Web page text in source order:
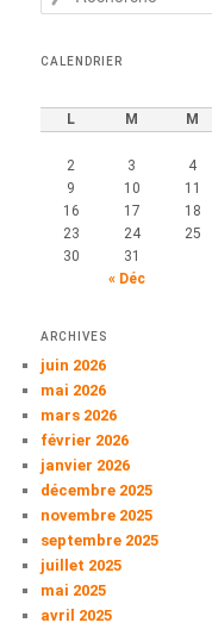
e
h
CALENDRIER
L M M
2
3 4
9
10 11
16
17 18
23
24 25
30
31
« Déc
ARCHIVES
juin 2026
mai 2026
mars 2026
février 2026
janvier 2026
décembre 2025
novembre 2025
septembre 2025
juillet 2025
mai 2025
avril 2025